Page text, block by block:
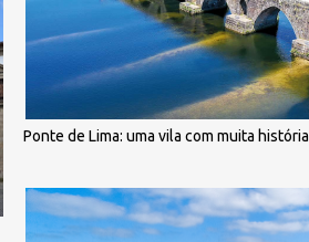
Ponte de Lima: uma vila com muita história